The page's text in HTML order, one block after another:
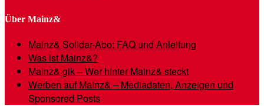
Über Mainz&
Mainz& Solidar-Abo: FAQ und Anleitung
Was ist Mainz&?
Mainz& gik – Wer hinter Mainz& steckt
Werben auf Mainz& – Mediadaten, Anzeigen und
Sponsored Posts